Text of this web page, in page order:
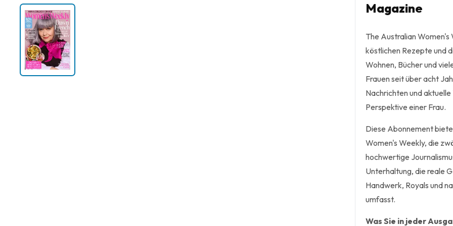
Magazine
The Australian
köstlichen Rezepte und
Wohnen, Bücher und
Frauen seit über acht
Nachrichten und
Perspektive einer Frau.
Diese Abonnement
Women's Weekly, die
hochwertige
Unterhaltung, die reale
Handwerk, Royals und
umfasst.
Was Sie in jeder